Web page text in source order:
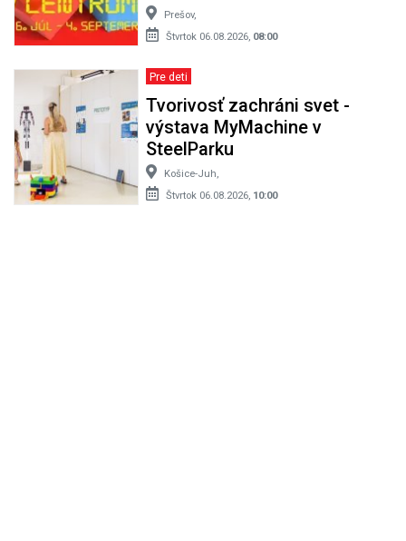
Prešov,
Štvrtok 06.08.2026, 08:00
Pre deti
Tvorivosť zachráni svet -
výstava MyMachine v
SteelParku
Košice-Juh,
Štvrtok 06.08.2026, 10:00